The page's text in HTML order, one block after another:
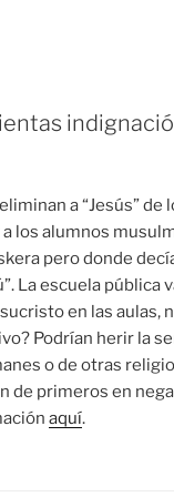
a “Jesús” de
los alumnos
pero donde
La escuela pública
en las aulas,
Podrían herir la
o de otras
de primeros en
aquí.